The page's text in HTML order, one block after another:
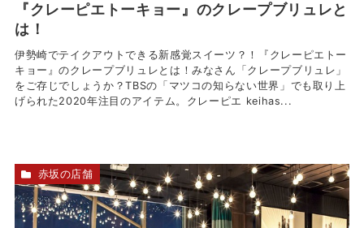
『クレーピエトーキョー』のクレープブリュレと
は！
伊勢崎でテイクアウトできる新感覚スイーツ？！『クレーピエトー
キョー』のクレープブリュレとは！みなさん「クレープブリュレ」
をご存じでしょうか？TBSの「マツコの知らない世界」でも取り上
げられた2020年注目のアイテム。クレーピエ keihas...
赤坂の店舗